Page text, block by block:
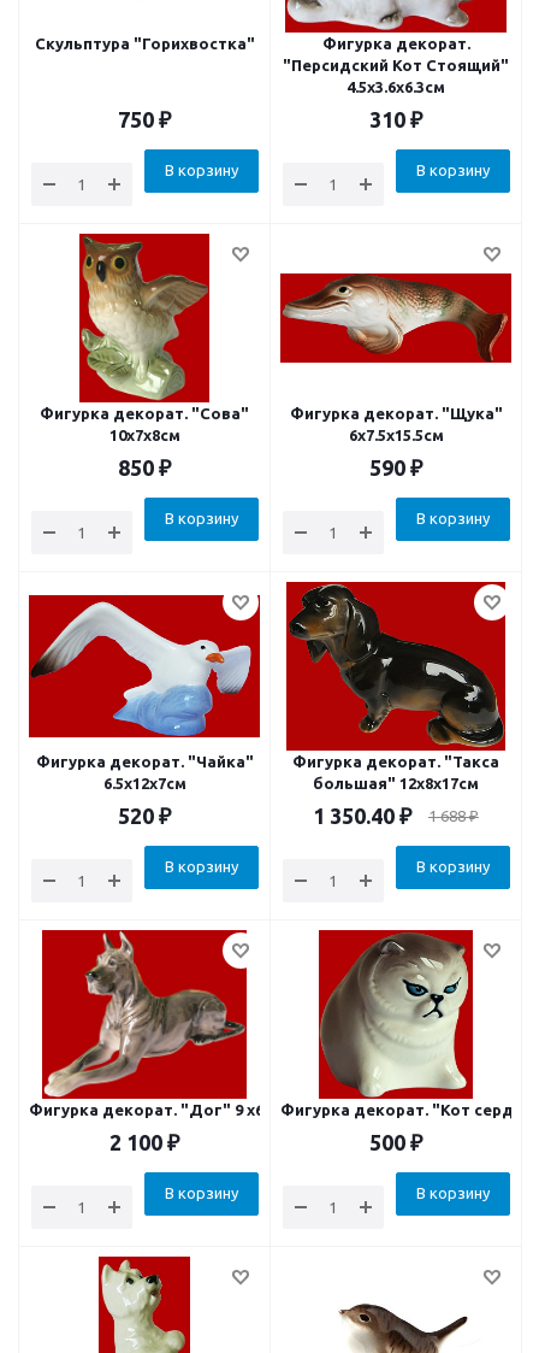
Скульптура "Горихвостка"
750 ₽
В корзину
Фигурка декорат.
"Персидский Кот Стоящий"
4.5x3.6x6.3см
310 ₽
В корзину
Фигурка декорат. "Сова"
10х7х8см
850 ₽
В корзину
Фигурка декорат. "Щука"
6x7.5x15.5см
590 ₽
В корзину
Фигурка декорат. "Чайка"
6.5x12x7см
520 ₽
В корзину
Фигурка декорат. "Такса
большая" 12х8х17см
1 350.40 ₽ 1 688₽
В корзину
Фигурка декорат. "Дог" 9 х6 х19см
2 100 ₽
В корзину
Фигурка декорат. "Кот
500 ₽
В корзину